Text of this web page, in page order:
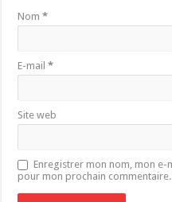
Nom*
E-mail*
Site web
Enregistrer mon nom, mon e-
pour mon prochain commentaire.